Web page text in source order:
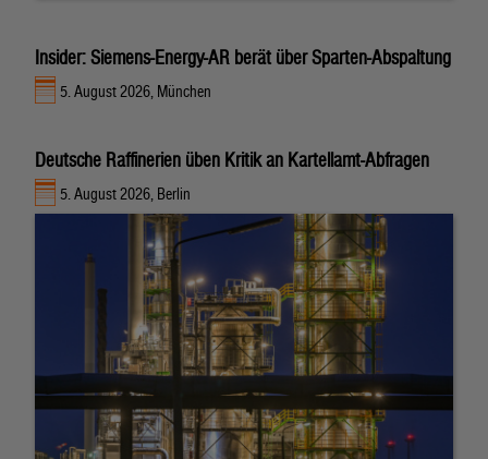
Insider: Siemens-Energy-AR berät über Sparten-Abspaltung
5. August 2026, München
Deutsche Raffinerien üben Kritik an Kartellamt-Abfragen
5. August 2026, Berlin